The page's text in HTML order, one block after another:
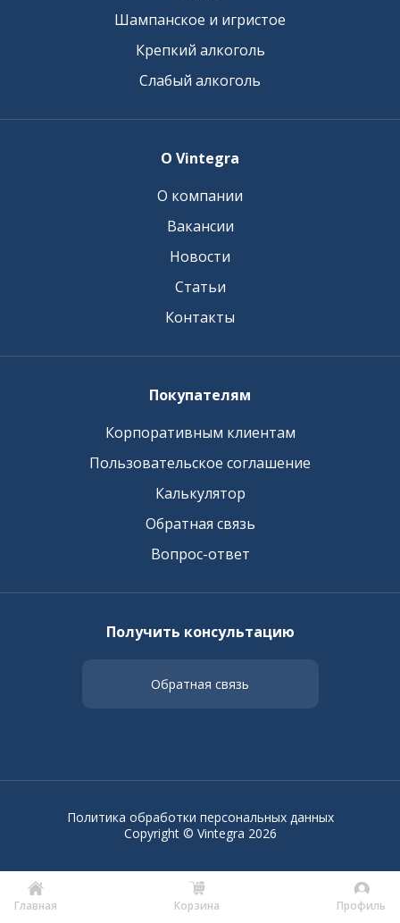
Главная Корзина Профиль
Шампанское и игристое
Крепкий алкоголь
Слабый алкоголь
О Vintegra
О компании
Вакансии
Новости
Статьи
Контакты
Покупателям
Корпоративным клиентам
Пользовательское соглашение
Калькулятор
Обратная связь
Вопрос-ответ
Получить консультацию
Обратная связь
Copyright © Vintegra 2026
Политика обработки персональных данных